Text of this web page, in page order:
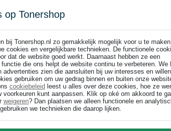
op Tonershop
bij Tonershop.nl zo gemakkelijk mogelijk voor u te
cookies en vergelijkbare technieken. De functionele
dat de website goed werkt. Daarnaast hebben ze een
die ons helpt de website continu te verbeteren. We
advertenties zien die aansluiten bij uw interesses en willen
gebruiken om uw gedrag binnen en buiten onze
cookiebeleid leest u alles over deze cookies, hoe ze
voorkeuren kunt aanpassen. Klik op oké om akkoord te
weigeren? Dan plaatsen we alleen functionele en
we technieken die daarop lijken.